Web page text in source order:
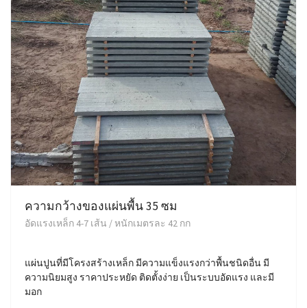
ความกว้างของแผ่นพื้น 35 ซม
อัดแรงเหล็ก 4-7 เส้น / หนักเมตรละ 42 กก
แผ่นปูนที่มีโครงสร้างเหล็ก มีความแข็งแรงกว่าพื้นชนิดอื่น มี
ความนิยมสูง ราคาประหยัด ติดตั้งง่าย เป็นระบบอัดแรง และมี
มอก